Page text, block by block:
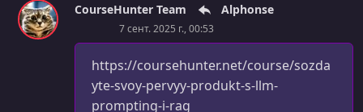
CourseHunter Team Alphonse
7 сент. 2025 г., 00:53
https://coursehunter.net/course/sozda
yte-svoy-pervyy-produkt-s-llm-
prompting-i-rag